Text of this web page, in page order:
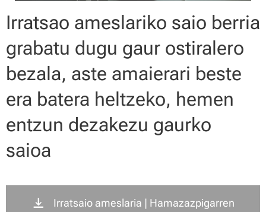
Irratsao ameslariko saio berria
grabatu dugu gaur ostiralero
bezala, aste amaierari beste
era batera heltzeko, hemen
entzun dezakezu gaurko
saioa
Irratsaio ameslaria | Hamazazpigarren